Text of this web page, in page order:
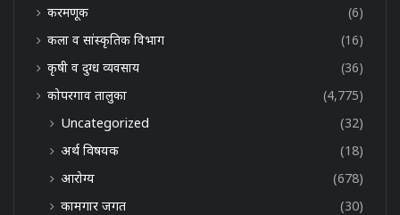
करमणूक
(6)
कला व सांस्कृतिक विभाग
(16)
कृषी व दुग्ध व्यवसाय
(36)
कोपरगाव तालुका
(4,775)
Uncategorized
(32)
अर्थ विषयक
(18)
आरोग्य
(678)
कामगार जगत
(30)